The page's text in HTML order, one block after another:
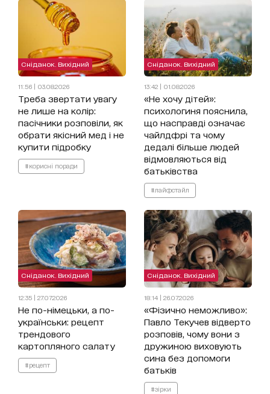
Сніданок. Вихідний
11:56 | 03.08.2026
Треба звертати увагу
не лише на колір:
пасічники розповіли, як
обрати якісний мед і не
купити підробку
#корисні поради
Сніданок. Вихідний
13:42 | 01.08.2026
«Не хочу дітей»:
психологиня пояснила,
що насправді означає
чайлдфрі та чому
дедалі більше людей
відмовляються від
батьківства
#лайфстайл
Сніданок. Вихідний
12:35 | 27.07.2026
Не по-німецьки, а по-
українськи: рецепт
трендового
картопляного салату
#рецепт
Сніданок. Вихідний
18:14 | 26.07.2026
«Фізично неможливо»:
Павло Текучев відверто
розповів, чому вони з
дружиною виховують
сина без допомоги
батьків
#зірки